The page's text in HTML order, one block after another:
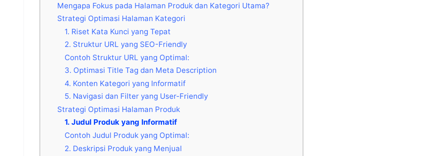
Mengapa Fokus pada Halaman Produk dan Kategori Utama?
Strategi Optimasi Halaman Kategori
1. Riset Kata Kunci yang Tepat
2. Struktur URL yang SEO-Friendly
Contoh Struktur URL yang Optimal:
3. Optimasi Title Tag dan Meta Description
4. Konten Kategori yang Informatif
5. Navigasi dan Filter yang User-Friendly
Strategi Optimasi Halaman Produk
1. Judul Produk yang Informatif
Contoh Judul Produk yang Optimal:
2. Deskripsi Produk yang Menjual